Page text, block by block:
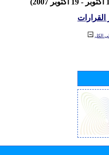
القرارات
الكل